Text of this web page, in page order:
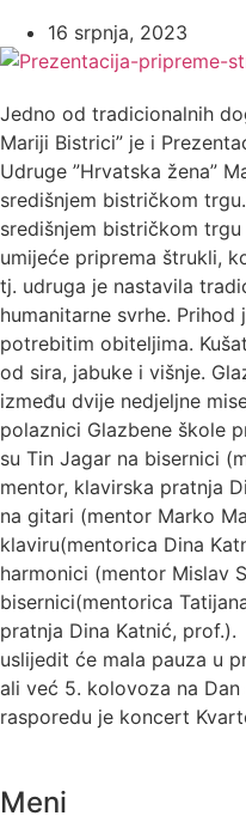
16 srpnja, 2023
Jedno od tradicionalnih
Mariji Bistrici” je i
Udruge ”Hrvatska žena”
središnjem bistričkom
središnjem bistričkom
umijeće priprema štrukli,
tj. udruga je nastavila
humanitarne svrhe.
potrebitim obiteljima.
od sira, jabuke i višnje.
između dvije nedjeljne
polaznici Glazbene škole
su Tin Jagar na bisernici
mentor, klavirska pratnja
na gitari (mentor Marko
klaviru(mentorica Dina
harmonici (mentor Mislav
bisernici(mentorica
pratnja Dina Katnić,
uslijedit će mala pauza u
ali već 5. kolovoza na
rasporedu je koncert
Meni